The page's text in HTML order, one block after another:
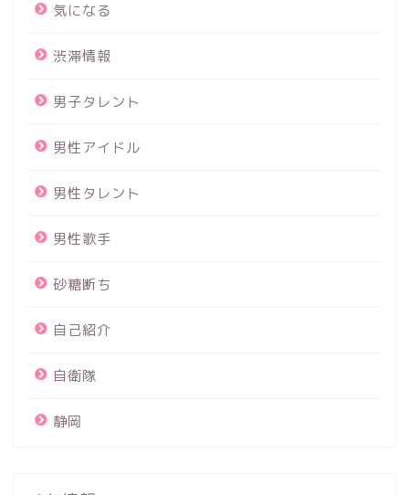
気になる
渋滞情報
男子タレント
男性アイドル
男性タレント
男性歌手
砂糖断ち
自己紹介
自衛隊
静岡